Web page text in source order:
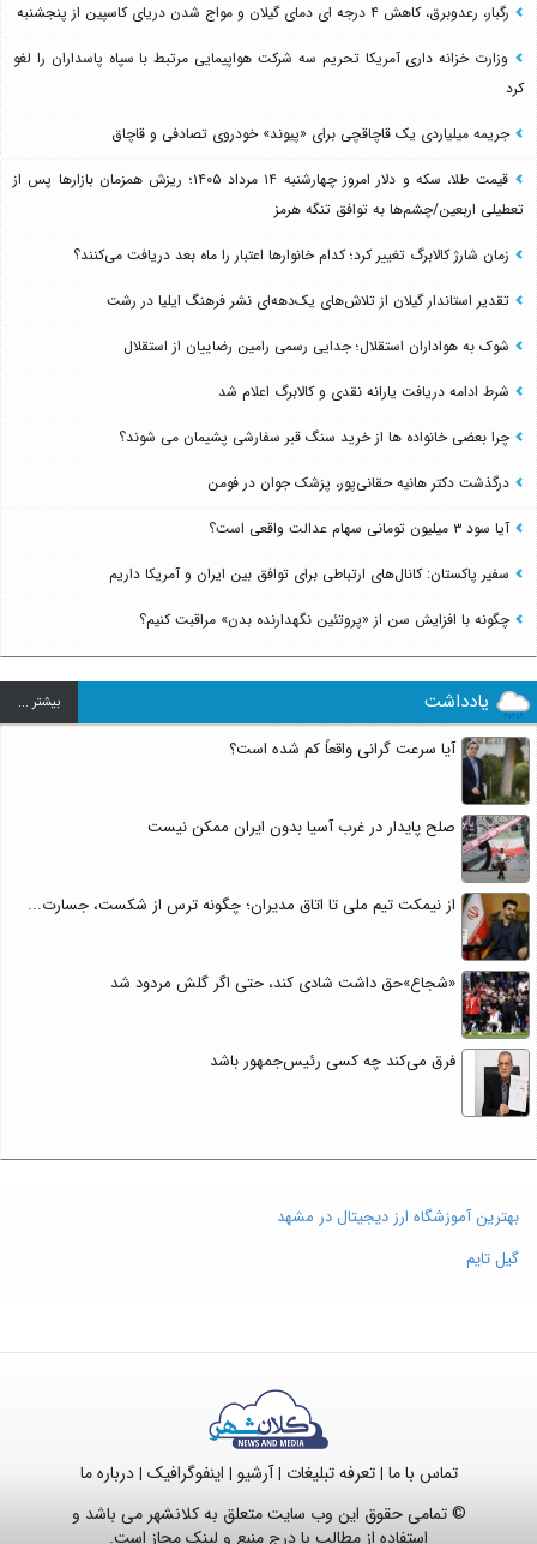
رگبار، رعدوبرق، کاهش ۴ درجه ای دمای گیلان و مواج شدن دریای کاسپین از پنجشنبه
وزارت خزانه داری آمریکا تحریم سه شرکت هواپیمایی مرتبط با سپاه پاسداران را لغو
کرد
جریمه میلیاردی یک قاچاقچی برای «پیوند» خودروی تصادفی و قاچاق
قیمت طلا، سکه و دلار امروز چهارشنبه ۱۴ مرداد ۱۴۰۵؛ ریزش همزمان بازارها پس از
تعطیلی اربعین/چشم‌ها به توافق تنگه هرمز
زمان شارژ کالابرگ تغییر کرد؛ کدام خانوارها اعتبار را ماه بعد دریافت می‌کنند؟
تقدیر استاندار گیلان از تلاش‌های یک‌دهه‌ای نشر فرهنگ ایلیا در رشت
شوک به هواداران استقلال؛ جدایی رسمی رامین رضاییان از استقلال
شرط ادامه دریافت یارانه نقدی و کالابرگ اعلام شد
چرا بعضی خانواده ها از خرید سنگ قبر سفارشی پشیمان می شوند؟
درگذشت دکتر هانیه حقانی‌پور، پزشک جوان در فومن
آیا سود ۳ میلیون تومانی سهام عدالت واقعی است؟
سفیر پاکستان: کانال‌های ارتباطی برای توافق بین ایران و آمریکا داریم
چگونه با افزایش سن از «پروتئین نگهدارنده بدن» مراقبت کنیم؟
یادداشت بيشتر ...
آیا سرعت گرانی واقعاً کم شده است؟
صلح پایدار در غرب آسیا بدون ایران ممکن نیست
از نیمکت تیم ملی تا اتاق مدیران؛ چگونه ترس از شکست، جسارت...
«شجاع»حق داشت شادی کند، حتی اگر گلش مردود شد
فرق می‌کند چه کسی رئیس‌جمهور باشد
بهترین آموزشگاه ارز دیجیتال در مشهد
گیل تایم
تماس با ما |تعرفه تبلیغات |آرشیو | اینفوگرافیک |درباره ما
© تمامی حقوق این وب سایت متعلق به کلانشهر می باشد و
استفاده از مطالب با درج منبع و لینک مجاز است.